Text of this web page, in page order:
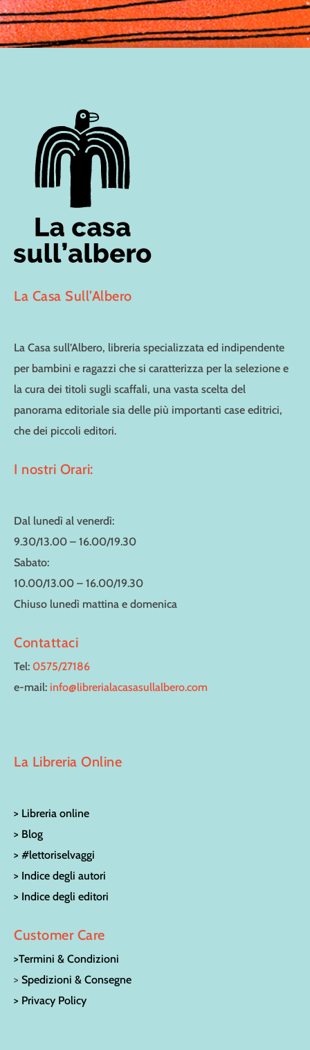
La Casa Sull’Albero
La Casa sull’Albero, libreria specializzata ed indipendente
per bambini e ragazzi che si caratterizza per la selezione e
la cura dei titoli sugli scaffali, una vasta scelta del
panorama editoriale sia delle più importanti case editrici,
che dei piccoli editori.
I nostri Orari:
Dal lunedì al venerdì:
9.30/13.00 – 16.00/19.30
Sabato:
10.00/13.00 – 16.00/19.30
Chiuso lunedì mattina e domenica
Contattaci
Tel: 0575/27186
e-mail: info@librerialacasasullalbero.com
La Libreria Online
> Libreria online
> Blog
> #lettoriselvaggi
> Indice degli autori
> Indice degli editori
Customer Care
>Termini & Condizioni
>Spedizioni & Consegne
> Privacy Policy